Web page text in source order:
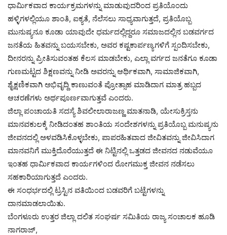
ಧಾರ್ಮಿಕವಾದ ಕಾರ್ಯಕ್ರಮಗಳನ್ನು ಮಾಡುವುದರಿಂದ ಪ್ರತಿಯೊಂದು
ಹಳ್ಳಿಗಳಲ್ಲಿಯೂ ಶಾಂತಿ, ಐಕ್ಯತೆ, ನೆಲೆಸಲು ಸಾಧ್ಯವಾಗುತ್ತದೆ, ಪ್ರತಿಯೊಬ್ಬ
ಮುನುಷ್ಯನೂ ಕೂಡಾ ಯಾವುದೇ ಧರ್ಮದಲ್ಲಿದ್ದರೂ ಸಮಾಜದಲ್ಲಿನ ಬಡವರ್ಗದ
ಜನತೆಯ ಹಿತವನ್ನು ಬಯಸಬೇಕು, ಅವರ ಕಷ್ಟಕಾರ್ಪಣ್ಯಗಳಿಗೆ ಸ್ಪಂದಿಸಬೇಕು,
ದೀನರನ್ನು ಪ್ರೀತಿಸುವಂತಹ ಕೆಲಸ ಮಾಡಬೇಕು, ಎಲ್ಲಾ ವರ್ಗದ ಜನತೆಗೂ ಕೂಡಾ
ಗುಣಮಟ್ಟದ ಶಿಕ್ಷಣವನ್ನು ನೀಡಿ ಅವರನ್ನು ಆರ್ಥಿಕವಾಗಿ, ಸಾಮಾಜಿಕವಾಗಿ,
ಶೈಕ್ಷಣಿಕವಾಗಿ ಅಭಿವೃದ್ದಿ ಕಾಣುವಂತೆ ಪ್ರೋತ್ಸಾಹ ಮಾಡಿದಾಗ ಮಾತ್ರ ಹಬ್ಬದ
ಆಚರಣೆಗಳು ಅರ್ಥಪೂರ್ಣವಾಗುತ್ತವೆ ಎಂದರು.
ಜಿಲ್ಲಾ ಪಂಚಾಯತಿ ಸದಸ್ಯೆ ಶಿವಲೀಲಾರಾಜಣ್ಣ ಮಾತನಾಡಿ, ಯೇಸುಕ್ರಿಸ್ತನು
ಮಾನವಕುಲಕ್ಕೆ ನೀಡಿದಂತಹ ಶಾಂತಿಯ ಸಂದೇಶಗಳನ್ನು ಪ್ರತಿಯೊಬ್ಬ ಮನುಷ್ಯನು
ಜೀವನದಲ್ಲಿ ಅಳವಡಿಸಿಕೊಳ್ಳಬೇಕು, ಪಾಪರಹಿತವಾದ ಜೀವಿತವನ್ನು ಜೀವಿಸಿದಾಗ
ಮಾನವನಿಗೆ ಮುಕ್ತಿದೊರೆಯುತ್ತದೆ ಈ ನಿಟ್ಟಿನಲ್ಲಿ ಒತ್ತಡದ ಜೀವನದ ನಡುವೆಯೂ
ಇಂತಹ ಧಾರ್ಮಿಕವಾದ ಕಾರ್ಯಗಳಿಂದ ರೋಗಮುಕ್ತ ಜೀವನ ನಡೆಸಲು
ಸಹಕಾರಿಯಾಗುತ್ತದೆ ಎಂದರು.
ಈ ಸಂಧರ್ಭದಲ್ಲಿ ಟ್ರಸ್ಟಿನ ವತಿಯಿಂದ ಬಡವರಿಗೆ ಬಟ್ಟೆಗಳನ್ನು
ದಾನಮಾಡಲಾಯಿತು.
ಬೆಂಗಳೂರು ಉತ್ತರ ಜಿಲ್ಲಾ ದಲಿತ ಸಂಘರ್ಷ ಸಮಿತಿಯ ರಾಜ್ಯ ಸಂಚಾಲಕ ಹೂಡಿ
ನಾಗರಾಜ್,